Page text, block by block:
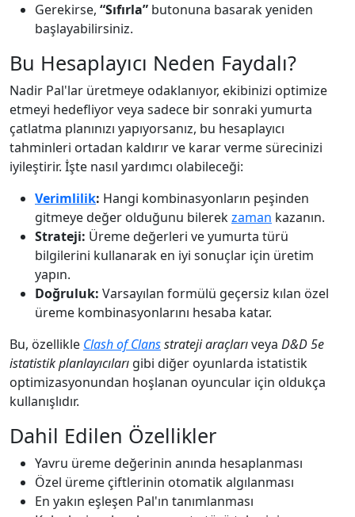
Gerekirse, “Sıfırla” butonuna basarak yeniden
başlayabilirsiniz.
Bu Hesaplayıcı Neden Faydalı?
Nadir Pal'lar üretmeye odaklanıyor, ekibinizi optimize
etmeyi hedefliyor veya sadece bir sonraki yumurta
çatlatma planınızı yapıyorsanız, bu hesaplayıcı
tahminleri ortadan kaldırır ve karar verme sürecinizi
iyileştirir. İşte nasıl yardımcı olabileceği:
Verimlilik: Hangi kombinasyonların peşinden
gitmeye değer olduğunu bilerekzaman kazanın.
Strateji: Üreme değerleri ve yumurta türü
bilgilerini kullanarak en iyi sonuçlar için üretim
yapın.
Doğruluk: Varsayılan formülü geçersiz kılan özel
üreme kombinasyonlarını hesaba katar.
Bu, özellikle Clash of Clansstrateji araçlarıveya D&D 5e
istatistik planlayıcıları gibi diğer oyunlarda istatistik
optimizasyonundan hoşlanan oyuncular için oldukça
kullanışlıdır.
Dahil Edilen Özellikler
Yavru üreme değerinin anında hesaplanması
Özel üreme çiftlerinin otomatik algılanması
En yakın eşleşen Pal'ın tanımlanması